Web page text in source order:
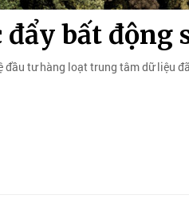
bất động
đầu tư hàng loạt trung tâm dữ liệu